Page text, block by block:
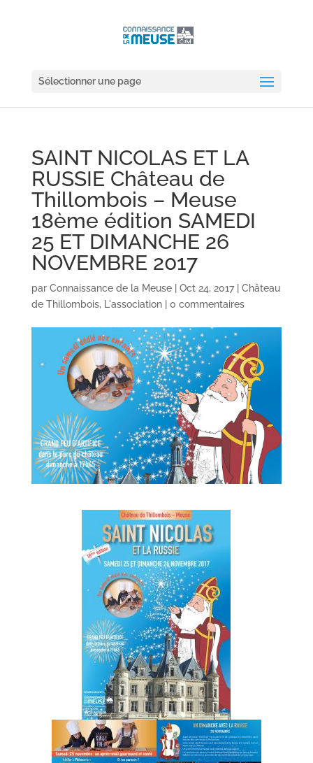
Sélectionner une page
SAINT NICOLAS ET LA
RUSSIE Château de
Thillombois – Meuse
18ème édition SAMEDI
25 ET DIMANCHE 26
NOVEMBRE 2017
par Connaissance de la Meuse| Oct 24, 2017| Château
de Thillombois, L'association| 0 commentaires